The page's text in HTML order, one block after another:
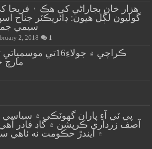
گوليون لڳل هيون: ڊائريڪٽر جناح
سيمي
2, 2018 1
ڪراچي ۾ جولاءِ16تي
مارچ
پي ٽي آءِ پاران گهوٽڪي ۾
آصف زرداري ڪرپشن ۾ گاڊ فادر
۾ ايندڙ حڪومت نه ٺاهي